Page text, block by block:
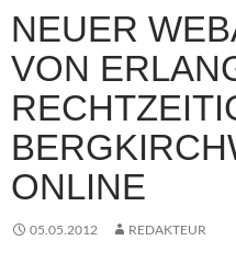
NEUER
VON
ONLINE
05.05.2012 REDAKTEUR